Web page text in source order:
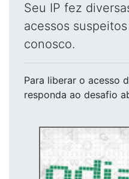
Seu IP fez
acessos
conosco.
Para liberar o acesso
responda ao desafio